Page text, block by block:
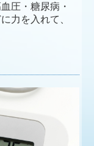
圧・糖尿病・
力を入れて、